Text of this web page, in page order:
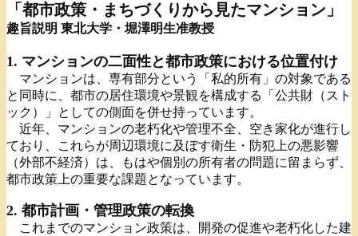
「都市政策・まちづくりから見たマンション」
趣旨説明 東北大学・堀澤明生准教授
1. マンションの二面性と都市政策における位置付け
マンションは、専有部分という「私的所有」の対象である
と同時に、都市の居住環境や景観を構成する「公共財（スト
ック）」としての側面を併せ持っています。
近年、マンションの老朽化や管理不全、空き家化が進行し
ており、これらが周辺環境に及ぼす衛生・防犯上の悪影響
（外部不経済）は、もはや個別の所有者の問題に留まらず、
都市政策上の重要な課題となっています。
2. 都市計画・管理政策の転換
これまでのマンション政策は、開発の促進や老朽化した建